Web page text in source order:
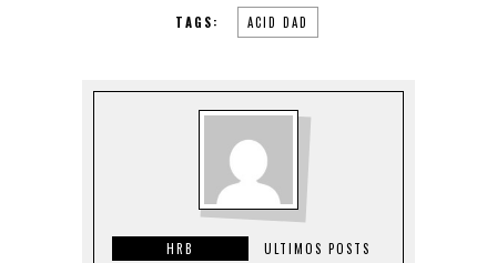
TAGS: ACID DAD
HRB ULTIMOS POSTS